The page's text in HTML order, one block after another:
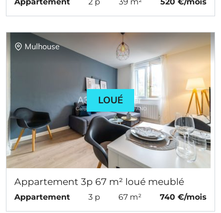
Mulhouse
LOUÉ
Appartement 3p 67 m² loué meublé
Appartement 3 p 67 m² 740 €/mois